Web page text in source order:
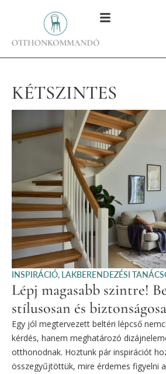
KÉTSZINTES
INSPIRÁCIÓ, LAKBERENDEZÉSI
Lépj magasabb szintre!
stílusosan és
Egy jól megtervezett beltéri lépcső
kérdés, hanem meghatározó
otthonodnak. Hoztunk pár inspirációt
összegyűjtöttük, mire érdemes figyelni